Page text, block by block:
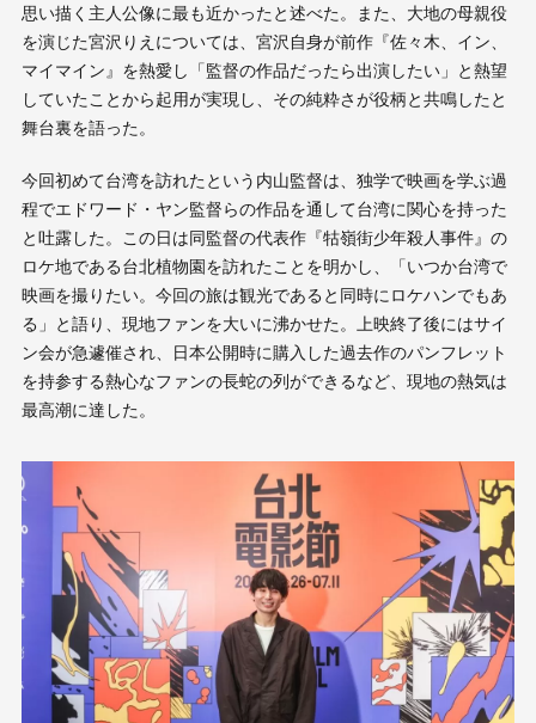
思い描く主人公像に最も近かったと述べた。また、大地の母親役
を演じた宮沢りえについては、宮沢自身が前作『佐々木、イン、
マイマイン』を熱愛し「監督の作品だったら出演したい」と熱望
していたことから起用が実現し、その純粋さが役柄と共鳴したと
舞台裏を語った。
今回初めて台湾を訪れたという内山監督は、独学で映画を学ぶ過
程でエドワード・ヤン監督らの作品を通して台湾に関心を持った
と吐露した。この日は同監督の代表作『牯嶺街少年殺人事件』の
ロケ地である台北植物園を訪れたことを明かし、「いつか台湾で
映画を撮りたい。今回の旅は観光であると同時にロケハンでもあ
る」と語り、現地ファンを大いに沸かせた。上映終了後にはサイ
ン会が急遽催され、日本公開時に購入した過去作のパンフレット
を持参する熱心なファンの長蛇の列ができるなど、現地の熱気は
最高潮に達した。